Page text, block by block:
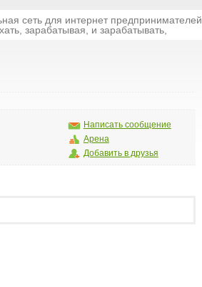
сеть для интернет предпринимателей,
зарабатывая, и зарабатывать,
Написать сообщение
Арена
Добавить в друзья